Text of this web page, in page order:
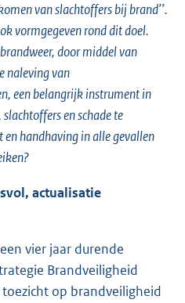
van slachtoffers bij brand’’.
vormgegeven rond dit doel.
door middel van
naleving van
een belangrijk instrument in
en schade te
handhaving in alle gevallen
actualisatie
vier jaar durende
Brandveiligheid
toezicht op brandveiligheid